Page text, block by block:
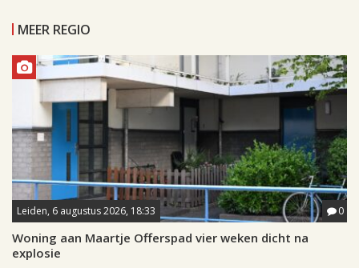
MEER REGIO
Leiden, 6 augustus 2026, 18:33 0
Woning aan Maartje Offerspad vier weken dicht na
explosie